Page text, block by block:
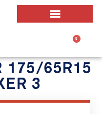
0
175/65R15
3